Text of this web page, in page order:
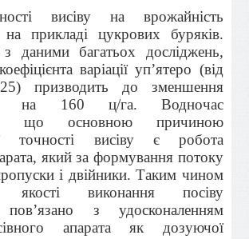
висіву на врожайність
на прикладі цукрових буряків.
даними багатьох досліджень,
варіації уп’ятеро (від
призводить до зменшення
на 160 ц/га. Водночас
що основною причиною
точності висіву є робота
який за формування потоку
і двійники. Таким чином
якості виконання посіву
пов’язано з удосконаленням
апарата як дозуючої